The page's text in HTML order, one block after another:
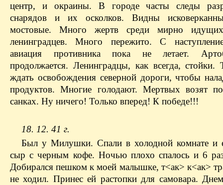
центр, и окраины. В городе часты следы
снарядов и их осколков. Видны
мостовые. Много жертв среди мирно
ленинградцев. Много пережито. С
авиация противника пока не летает.
продолжается. Ленинградцы, как всегда, стойки.
ждать освобождения северной дороги, чтобы
продуктов. Многие голодают. Мертвых возят
санках. Ну ничего! Только вперед! К победе!!!
18. 12. 41 г.
Был у Милушки. Спали в холодной комнате и
сыр с черным кофе. Ночью плохо спалось и 6
Добирался пешком к моей малышке, т<ак> к<ак>
не ходил. Принес ей растопки для самовара.